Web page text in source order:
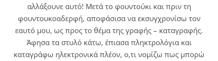
αλλάξουνε αυτό! Μετά το φουντούκι και πριν τη
φουντουκοαδερφή, αποφάσισα να εκσυγχρονίσω τον
εαυτό μου, ως προς το θέμα της γραφής – καταγραφής.
Άφησα τα στυλό κάτω, έπιασα πληκτρολόγια και
καταγράφω ηλεκτρονικά πλέον, ο,τι νομίζω πως μπορώ